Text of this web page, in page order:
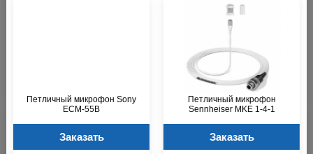
Петличный микрофон Sony
ECM-55B
Заказать
Петличный микрофон
Sennheiser MKE 1-4-1
Заказать
WL185
8 100 р.